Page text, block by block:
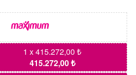
1 x 415.272,00 ₺
415.272,00 ₺